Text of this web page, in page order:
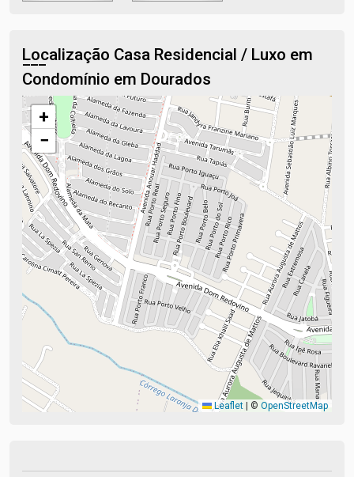
Localização Casa Residencial / Luxo em
Condomínio em Dourados
+
−
Leaflet © OpenStreetMap